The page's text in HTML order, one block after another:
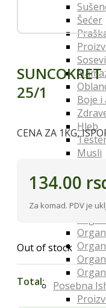
Šećer
Sosevi
Boje i
Hleb
Musli
Organski
Posebna
25/1
CENA ZA 1KG,
134.00
Za komad. PDV je
Out of stock
Total: